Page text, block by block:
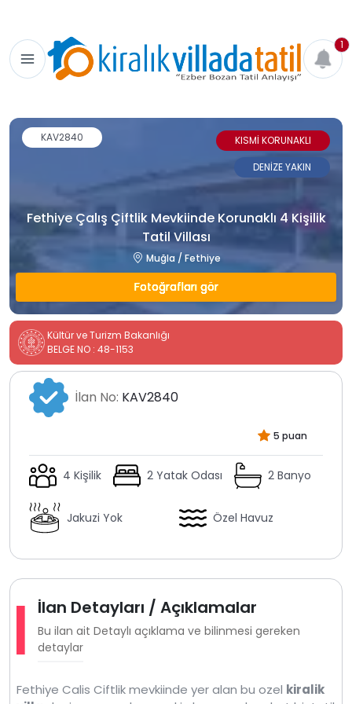
1
Fethiye Çalış Çiftlik Mevkiinde Korunaklı 4 Kişilik
Tatil Villası
Muğla / Fethiye
Fotoğrafları gör
KAV2840
KISMİ KORUNAKLI
DENİZE YAKIN
Kültür ve Turizm Bakanlığı
BELGE NO : 48-1153
İlan No: KAV2840
5 puan
4 Kişilik 2 Yatak Odası 2 Banyo
Jakuzi Yok Özel Havuz
İlan Detayları / Açıklamalar
Bu ilan ait Detaylı açıklama ve bilinmesi gereken
detaylar
Fethiye Calis Ciftlik mevkiinde yer alan bu ozel kiralik